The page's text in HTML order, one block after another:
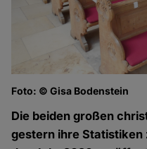
Foto: © Gisa Bodenstein
Die beiden großen
gestern ihre Statistiken